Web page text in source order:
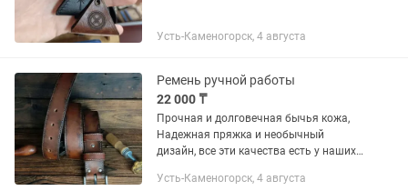
Усть-Каменогорск, 4 августа
Ремень ручной работы
22 000 ₸
Прочная и долговечная бычья кожа,
Надежная пряжка и необычный
дизайн, все эти качества есть у наших
размер.
Усть-Каменогорск, 4 августа